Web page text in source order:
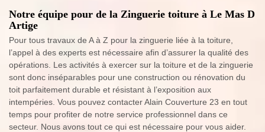
Notre équipe pour de la Zinguerie toiture à Le Mas D
Artige
Pour tous travaux de A à Z pour la zinguerie liée à la toiture,
l’appel à des experts est nécessaire afin d’assurer la qualité des
opérations. Les activités à exercer sur la toiture et de la zinguerie
sont donc inséparables pour une construction ou rénovation du
toit parfaitement durable et résistant à l’exposition aux
intempéries. Vous pouvez contacter Alain Couverture 23 en tout
temps pour profiter de notre service professionnel dans ce
secteur. Nous avons tout ce qui est nécessaire pour vous aider.